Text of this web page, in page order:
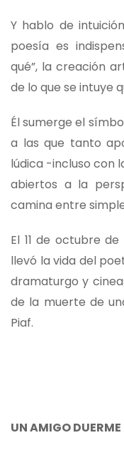
Y hablo de
poesía es
qué”, la creación
de lo que se intuye
Él sumerge el
a las que tanto
lúdica -incluso con
abiertos a la
camina entre
El 11 de octubre
llevó la vida del
dramaturgo y
de la muerte de
Piaf.
UN AMIGO DUERME